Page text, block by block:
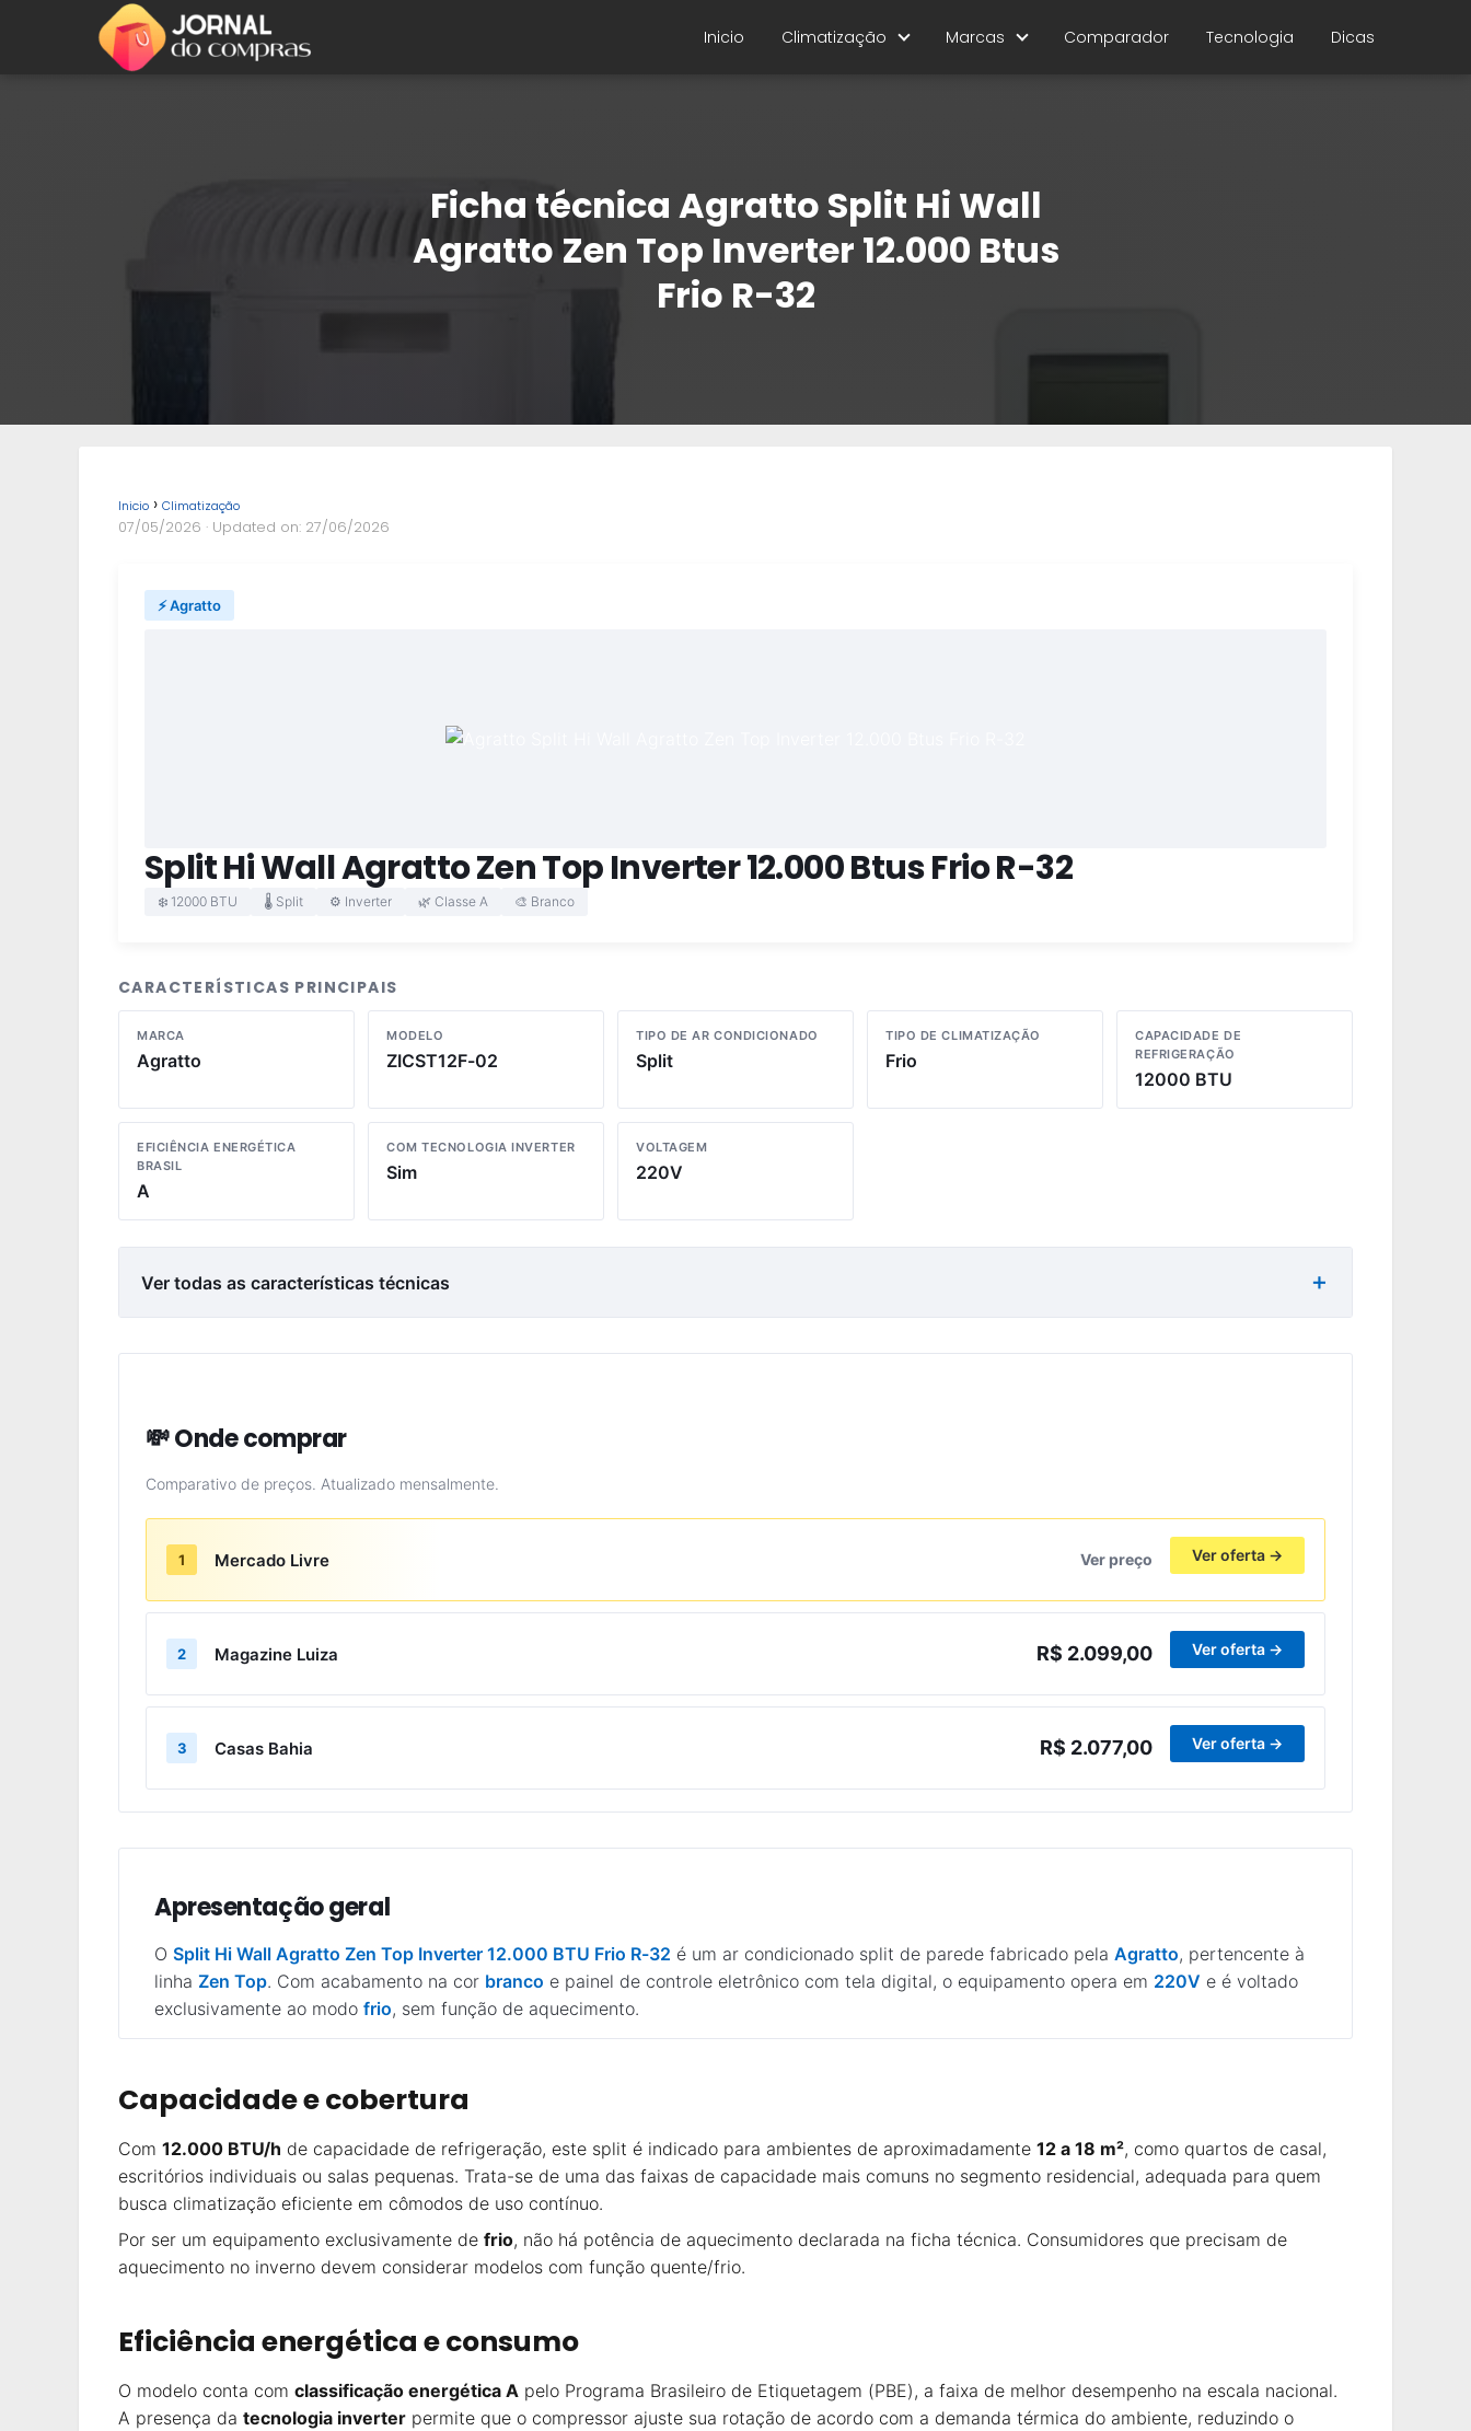
Inicio Climatização Marcas Comparador Tecnologia Dicas
Ficha técnica Agratto Split Hi Wall
Agratto Zen Top Inverter 12.000 Btus
Frio R-32
Inicio Climatização
07/05/2026 · Updated on: 27/06/2026
⚡ Agratto
Split Hi Wall Agratto Zen Top Inverter 12.000 Btus Frio R-32
❄️ 12000 BTU 🌡️ Split ⚙️ Inverter 🌿 Classe A 🎨 Branco
CARACTERÍSTICAS PRINCIPAIS
MARCA
Agratto
MODELO
ZICST12F-02
TIPO DE AR CONDICIONADO
Split
TIPO DE CLIMATIZAÇÃO
Frio
CAPACIDADE DE
REFRIGERAÇÃO
12000 BTU
EFICIÊNCIA ENERGÉTICA
BRASIL
A
COM TECNOLOGIA INVERTER
Sim
VOLTAGEM
220V
Ver todas as características técnicas
💸 Onde comprar
Comparativo de preços. Atualizado mensalmente.
1 Mercado Livre Ver preço Ver oferta →
2 Magazine Luiza R$ 2.099,00 Ver oferta →
3 Casas Bahia R$ 2.077,00 Ver oferta →
Apresentação geral
O Split Hi Wall Agratto Zen Top Inverter 12.000 BTU Frio R-32 é um ar condicionado split de parede fabricado pela Agratto, pertencente à
linha Zen Top. Com acabamento na cor branco e painel de controle eletrônico com tela digital, o equipamento opera em 220V e é voltado
exclusivamente ao modo frio, sem função de aquecimento.
Capacidade e cobertura
Com 12.000 BTU/h de capacidade de refrigeração, este split é indicado para ambientes de aproximadamente 12 a 18 m², como quartos de casal,
escritórios individuais ou salas pequenas. Trata-se de uma das faixas de capacidade mais comuns no segmento residencial, adequada para quem
busca climatização eficiente em cômodos de uso contínuo.
Por ser um equipamento exclusivamente de frio, não há potência de aquecimento declarada na ficha técnica. Consumidores que precisam de
aquecimento no inverno devem considerar modelos com função quente/frio.
Eficiência energética e consumo
O modelo conta com classificação energética A pelo Programa Brasileiro de Etiquetagem (PBE), a faixa de melhor desempenho na escala nacional.
A presença da tecnologia inverter permite que o compressor ajuste sua rotação de acordo com a demanda térmica do ambiente, reduzindo o